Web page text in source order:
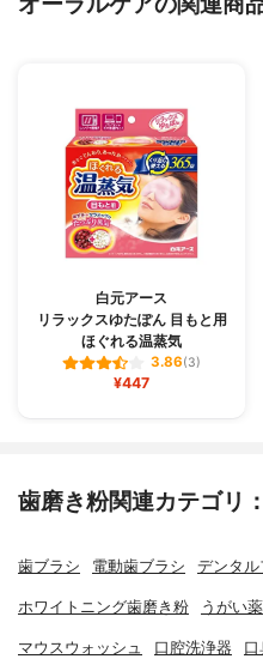
白元アース
リラックスゆたぽん 目もと用
ほぐれる温蒸気
3.86(3)
¥447
歯磨き粉関連カテゴリ
歯ブラシ 電動歯ブラシ デンタル
ホワイトニング歯磨き粉 うがい薬
マウスウォッシュ 口腔洗浄器 口